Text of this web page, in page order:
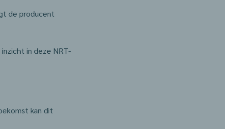
de producent
in deze NRT-
kan dit